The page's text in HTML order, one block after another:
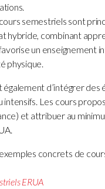
cours semestriels sont
hybride, combinant
un enseignement
physique.
d’intégrer des
Les cours
et attribuer au
concrets de
ERUA